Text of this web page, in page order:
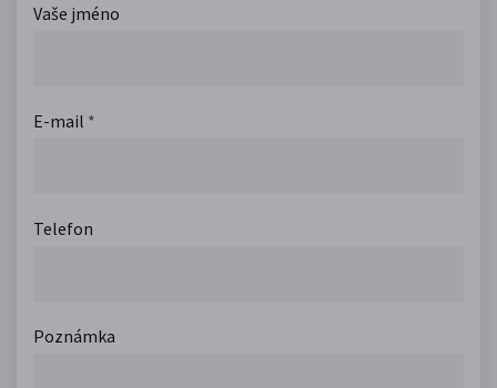
Vaše jméno
E-mail *
Telefon
Poznámka